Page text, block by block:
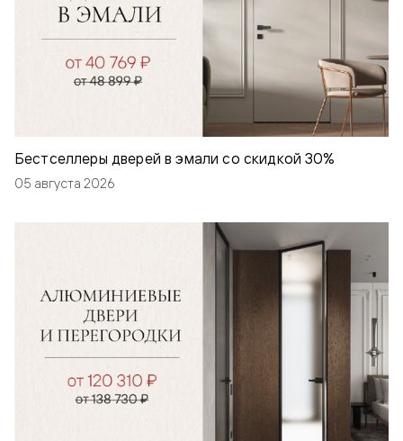
Бестселлеры дверей в эмали со скидкой 30%
05 августа 2026